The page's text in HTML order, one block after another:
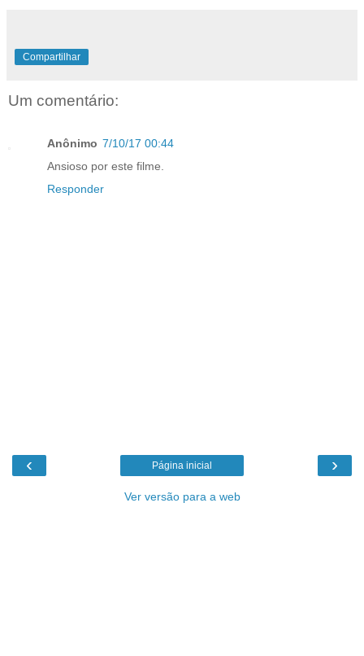
Compartilhar
Um comentário:
Anônimo 7/10/17 00:44
Ansioso por este filme.
Responder
‹ ›
Página inicial
Ver versão para a web